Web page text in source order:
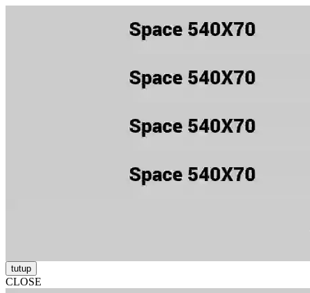
tutup
CLOSE